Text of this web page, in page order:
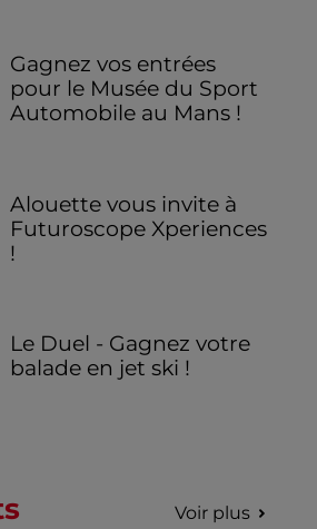
Gagnez vos entrées
pour le Musée du Sport
Automobile au Mans !
Alouette vous invite à
Futuroscope Xperiences
!
Le Duel - Gagnez votre
balade en jet ski !
Voir plus